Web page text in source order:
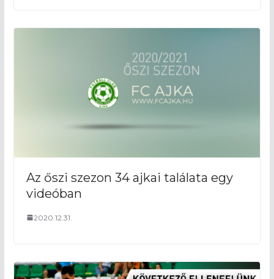
Az őszi szezon 34 ajkai találata egy
videóban
2020.12.31.